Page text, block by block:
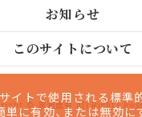
お知らせ
このサイトについて
© 黒瀬農舎 All Rights
イトで使用される標準
単に有効、または無効に